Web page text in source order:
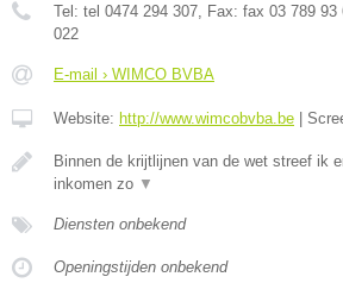
Tel: tel 0474 294 307 , Fax: fax 03 789 93
022
E-mail › WIMCO BVBA
Website: http://www.wimcobvba.be |
Binnen de krijtlijnen van de wet streef ik
inkomen zo ▼
Diensten onbekend
Openingstijden onbekend